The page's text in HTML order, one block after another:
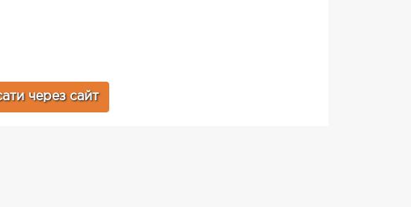
через сайт